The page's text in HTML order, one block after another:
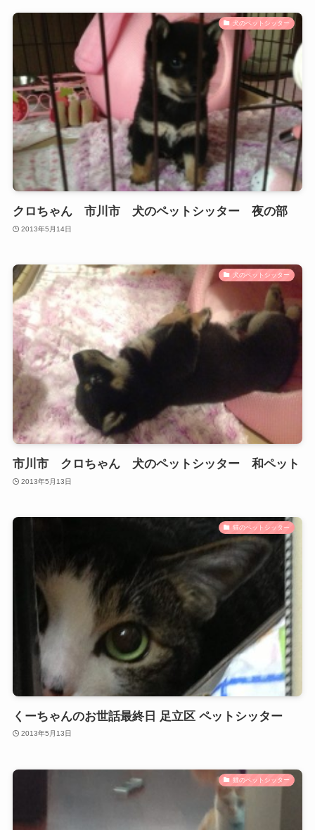
犬のペットシッター
クロちゃん 市川市 犬のペットシッター 夜の部
2013年5月14日
犬のペットシッター
市川市 クロちゃん 犬のペットシッター 和ペット
2013年5月13日
猫のペットシッター
くーちゃんのお世話最終日 足立区 ペットシッター
2013年5月13日
猫のペットシッター